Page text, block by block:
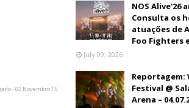
- 02 Novembro 15
NOS Alive'26
Consulta os
atuações de
Foo Fighters
July 09, 2026
Reportagem:
Festival @
Arena –